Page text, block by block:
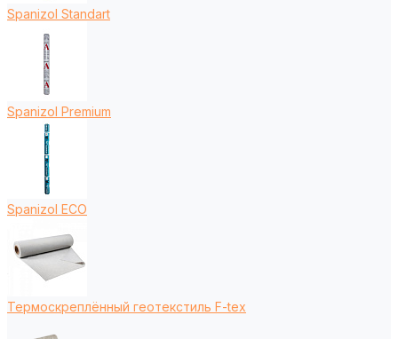
Spanizol Standart
Spanizol Premium
Spanizol ECO
Термоскреплённый геотекстиль F-tex